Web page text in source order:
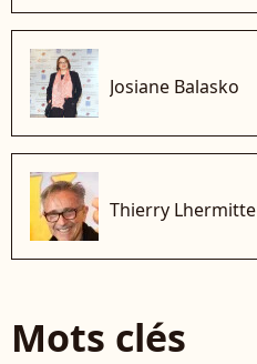
Josiane Balasko
Thierry Lhermitte
Mots clés